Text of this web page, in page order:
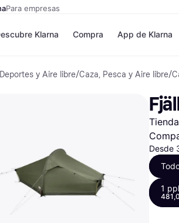
Para empresas
Klarna
Formas de pago
Paga ahora
Paga en 3 plazos
Paga en 30 días
Financiación
Klarna en Apple
Compra
Tiendas
Zalando Prive
JD Sports
Directorio de
App de Klarna
Deportes y Aire libre/Caza, Pesca y Aire libre/
Desde
1